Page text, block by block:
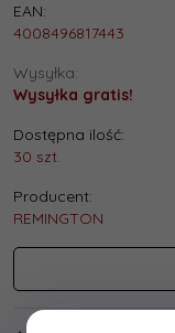
EAN:
4008496817443
Wysyłka:
Wysyłka gratis!
Dostępna ilość:
30 szt.
Producent:
REMINGTON